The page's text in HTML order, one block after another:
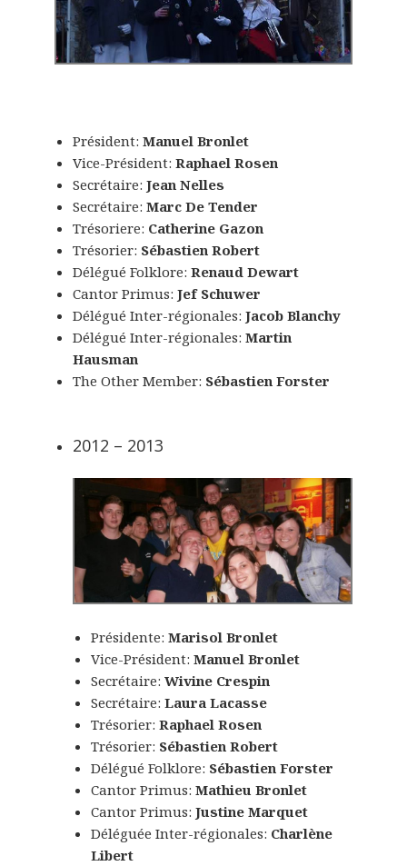
Président: Manuel Bronlet
Vice-Président: Raphael Rosen
Secrétaire: Jean Nelles
Secrétaire: Marc De Tender
Trésoriere: Catherine Gazon
Trésorier: Sébastien Robert
Délégué Folklore: Renaud Dewart
Cantor Primus: Jef Schuwer
Délégué Inter-régionales: Jacob Blanchy
Délégué Inter-régionales: Martin
Hausman
The Other Member: Sébastien Forster
2012 – 2013
Présidente: Marisol Bronlet
Vice-Président: Manuel Bronlet
Secrétaire: Wivine Crespin
Secrétaire: Laura Lacasse
Trésorier: Raphael Rosen
Trésorier: Sébastien Robert
Délégué Folklore: Sébastien Forster
Cantor Primus: Mathieu Bronlet
Cantor Primus: Justine Marquet
Déléguée Inter-régionales: Charlène
Libert